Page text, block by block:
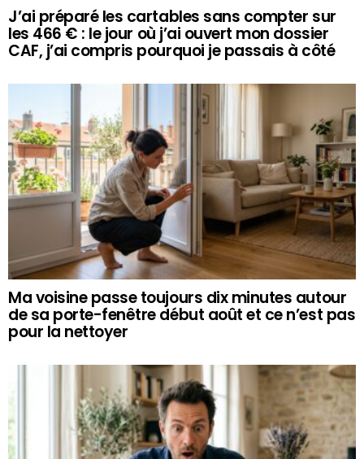
J’ai préparé les cartables sans compter sur
les 466 € : le jour où j’ai ouvert mon dossier
CAF, j’ai compris pourquoi je passais à côté
Ma voisine passe toujours dix minutes autour
de sa porte-fenêtre début août et ce n’est pas
pour la nettoyer